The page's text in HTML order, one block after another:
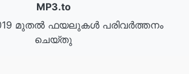
MP3.to
2019 മുതൽ ഫയലുകൾ പരിവർത്തനം
ചെയ്‌തു